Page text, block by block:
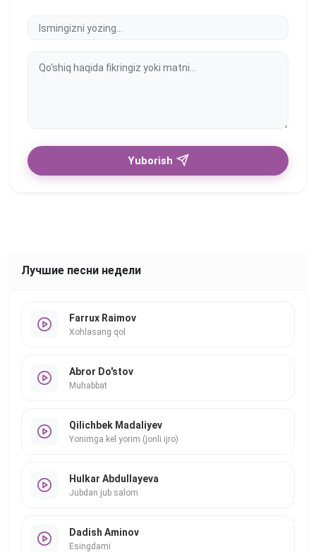
Yuborish
Лучшие песни недели
Farrux Raimov
Xohlasang qol
Abror Do'stov
Muhabbat
Qilichbek Madaliyev
Yonimga kel yorim (jonli ijro)
Hulkar Abdullayeva
Jubdan jub salom
Dadish Aminov
Esingdami